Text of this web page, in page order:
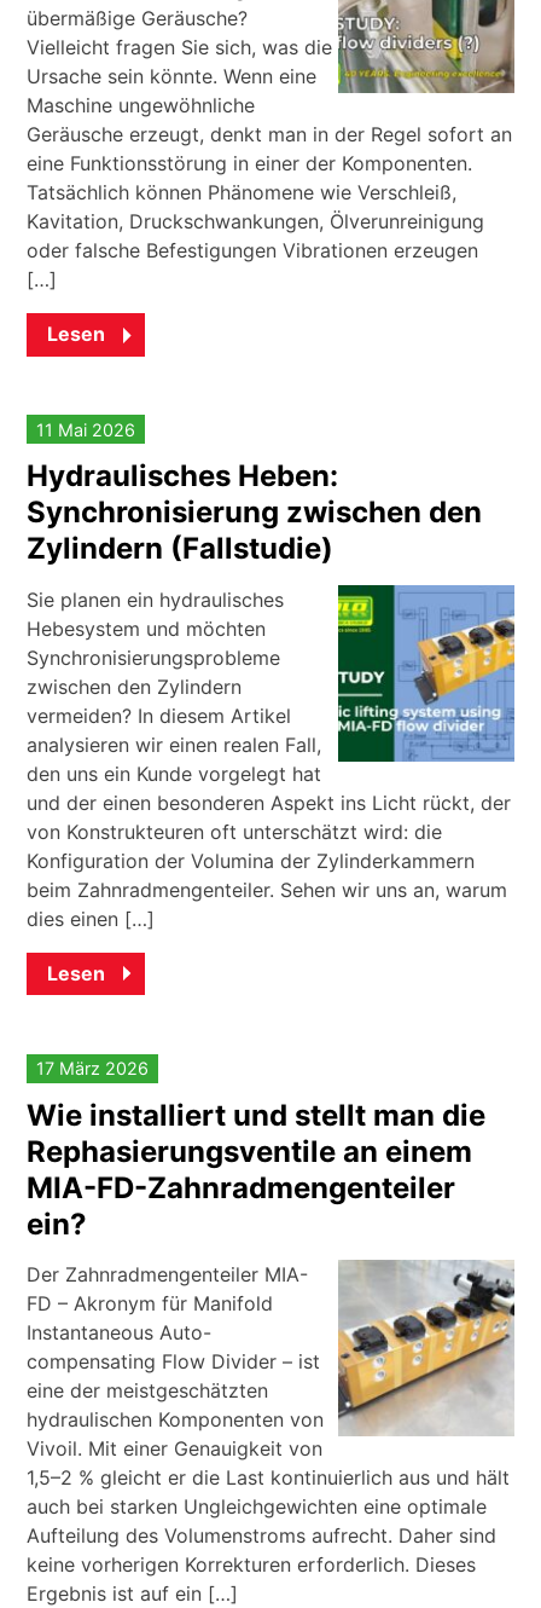
übermäßige Geräusche?
Vielleicht fragen Sie sich, was die
Ursache sein könnte. Wenn eine
Maschine ungewöhnliche
Geräusche erzeugt, denkt man in der Regel sofort an
eine Funktionsstörung in einer der Komponenten.
Tatsächlich können Phänomene wie Verschleiß,
Kavitation, Druckschwankungen, Ölverunreinigung
oder falsche Befestigungen Vibrationen erzeugen
[…]
Lesen
11 Mai 2026
Hydraulisches Heben:
Synchronisierung zwischen den
Zylindern (Fallstudie)
Sie planen ein hydraulisches
Hebesystem und möchten
Synchronisierungsprobleme
zwischen den Zylindern
vermeiden? In diesem Artikel
analysieren wir einen realen Fall,
den uns ein Kunde vorgelegt hat
und der einen besonderen Aspekt ins Licht rückt, der
von Konstrukteuren oft unterschätzt wird: die
Konfiguration der Volumina der Zylinderkammern
beim Zahnradmengenteiler. Sehen wir uns an, warum
dies einen […]
Lesen
17 März 2026
Wie installiert und stellt man die
Rephasierungsventile an einem
MIA-FD-Zahnradmengenteiler
ein?
Der Zahnradmengenteiler MIA-
FD – Akronym für Manifold
Instantaneous Auto-
compensating Flow Divider – ist
eine der meistgeschätzten
hydraulischen Komponenten von
Vivoil. Mit einer Genauigkeit von
1,5–2 % gleicht er die Last kontinuierlich aus und hält
auch bei starken Ungleichgewichten eine optimale
Aufteilung des Volumenstroms aufrecht. Daher sind
keine vorherigen Korrekturen erforderlich. Dieses
Ergebnis ist auf ein […]